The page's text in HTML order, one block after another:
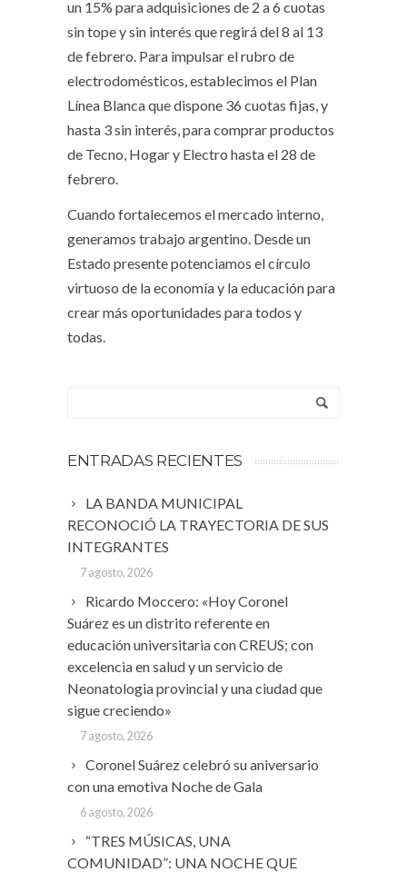
un 15% para adquisiciones de 2 a 6 cuotas
sin tope y sin interés que regirá del 8 al 13
de febrero. Para impulsar el rubro de
electrodomésticos, establecimos el Plan
Línea Blanca que dispone 36 cuotas fijas, y
hasta 3 sin interés, para comprar productos
de Tecno, Hogar y Electro hasta el 28 de
febrero.
Cuando fortalecemos el mercado interno,
generamos trabajo argentino. Desde un
Estado presente potenciamos el círculo
virtuoso de la economía y la educación para
crear más oportunidades para todos y
todas.
ENTRADAS RECIENTES
LA BANDA MUNICIPAL
RECONOCIÓ LA TRAYECTORIA DE SUS
INTEGRANTES
7 agosto, 2026
Ricardo Moccero: «Hoy Coronel
Suárez es un distrito referente en
educación universitaria con CREUS; con
excelencia en salud y un servicio de
Neonatologia provincial y una ciudad que
sigue creciendo»
7 agosto, 2026
Coronel Suárez celebró su aniversario
con una emotiva Noche de Gala
6 agosto, 2026
“TRES MÚSICAS, UNA
COMUNIDAD”: UNA NOCHE QUE